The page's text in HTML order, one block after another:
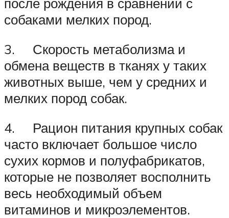
собаками мелких пород.
3. Скорость метаболизма и
обмена веществ в тканях у таких
животных выше, чем у средних и
мелких пород собак.
4. Рацион питания крупных собак
часто включает большое число
сухих кормов и полуфабрикатов,
которые не позволяет восполнить
весь необходимый объем
витаминов и микроэлементов.